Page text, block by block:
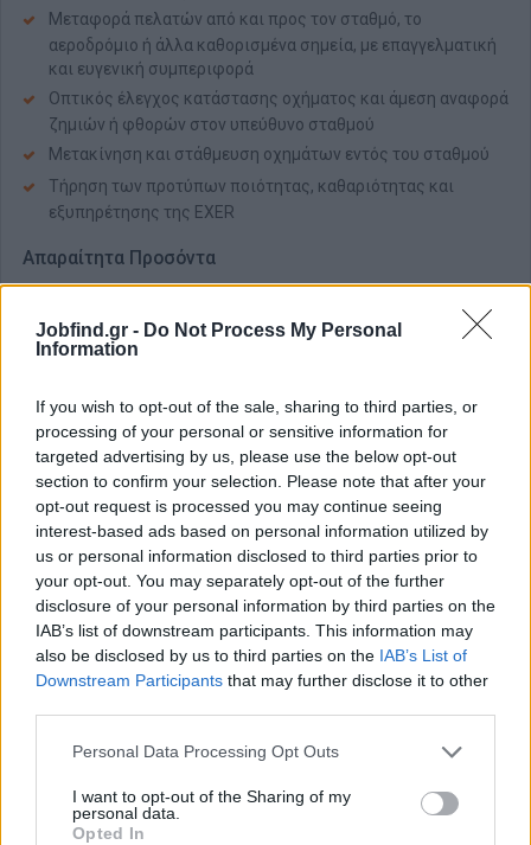
Jobfind.gr - Do Not Process My Personal
Information
If you wish to opt-out of the sale, sharing to third parties, or
processing of your personal or sensitive information for
targeted advertising by us, please use the below opt-out
section to confirm your selection. Please note that after your
opt-out request is processed you may continue seeing
interest-based ads based on personal information utilized by
us or personal information disclosed to third parties prior to
your opt-out. You may separately opt-out of the further
disclosure of your personal information by third parties on the
IAB’s list of downstream participants. This information may
also be disclosed by us to third parties on the IAB’s List of
Downstream Participants that may further disclose it to other
Personal Data Processing Opt Outs
I want to opt-out of the Sharing of my
personal data.
Opted In
Μεταφορά πελατών από και προς τον σταθμό, το
αεροδρόμιο ή άλλα καθορισμένα σημεία, με επαγγελματική
και ευγενική συμπεριφορά
Οπτικός έλεγχος κατάστασης οχήματος και άμεση αναφορά
ζημιών ή φθορών στον υπεύθυνο σταθμού
Μετακίνηση και στάθμευση οχημάτων εντός του σταθμού
Τήρηση των προτύπων ποιότητας, καθαριότητας και
εξυπηρέτησης της EXER
Απαραίτητα Προσόντα
Προφίλ Υποψηφίου
Συνέπεια, εργατικότητα και προσοχή στη λεπτομέρεια
Δίπλωμα οδήγησης Β' κατηγορίας (απαραίτητο)
Ευγενική, επαγγελματική συμπεριφορά στην επαφή με τον
πελάτη
Βασική γνώση Αγγλικών θα θεωρηθεί προσόν (για την
επικοινωνία με πελάτες κατά τη μεταφορά)
Προϋπηρεσία σε πλυντήριο αυτοκινήτων ή σε αντίστοιχη
θέση θα θεωρηθεί προσόν
Ομαδικό πνεύμα και ευελιξία
Παροχές
Η εταιρεία προσφέρει
Κυλιόμενο ωράριο – φυσική παρουσία στον σταθμό
Σταθερό εργασιακό περιβάλλον σε μια εταιρεία με διεθνή
παρουσία και προοπτικές